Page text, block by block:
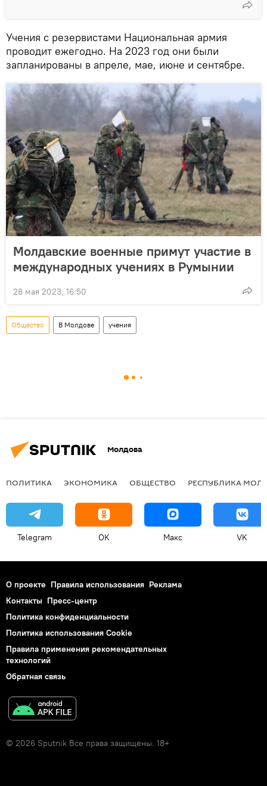
Учения с резервистами Национальная армия
проводит ежегодно. На 2023 год они были
запланированы в апреле, мае, июне и сентябре.
Молдавские военные примут участие в
международных учениях в Румынии
28 мая 2023, 16:50
Общество В Молдове учения
Молдова
ПОЛИТИКА ЭКОНОМИКА ОБЩЕСТВО РЕСПУБЛИКА
Telegram OK Макс VK
О проекте Правила использования Реклама
Контакты Пресс-центр
Политика конфиденциальности
Политика использования Cookie
Правила применения рекомендательных
технологий
Обратная связь
© 2026 Sputnik Все права защищены. 18+